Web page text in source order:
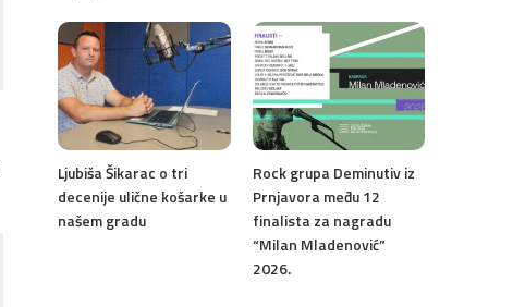
Ljubiša Šikarac o tri
decenije ulične košarke u
našem gradu
Rock grupa Deminutiv iz
Prnjavora među 12
finalista za nagradu
“Milan Mladenović”
2026.